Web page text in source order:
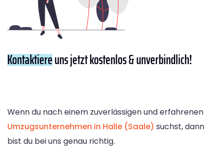
Kontaktiereuns jetzt kostenlos & unverbindlich!
Wenn du nach einem zuverlässigen und erfahrenen
Umzugsunternehmen in Halle (Saale) suchst, dann
bist du bei uns genau richtig.